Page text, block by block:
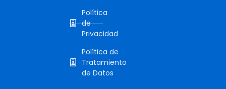
Política
de
Privacidad
Política de
Tratamiento
de Datos